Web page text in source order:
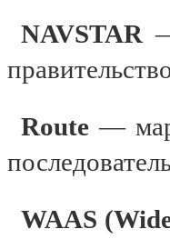
NAVSTAR
Route —
WAAS